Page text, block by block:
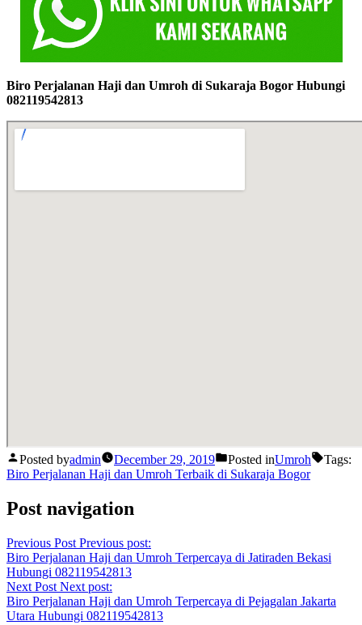
Biro Perjalanan Haji dan Umroh di Sukaraja Bogor Hubungi
082119542813
Posted byadmin December 29, 2019 Posted inUmroh
Tags:
Biro Perjalanan Haji dan Umroh Terbaik di Sukaraja Bogor
Post navigation
Previous Post Previous post:
Biro Perjalanan Haji dan Umroh Terpercaya di Jatiraden Bekasi
Hubungi 082119542813
Next Post Next post:
Biro Perjalanan Haji dan Umroh Terpercaya di Pejagalan Jakarta
Utara Hubungi 082119542813